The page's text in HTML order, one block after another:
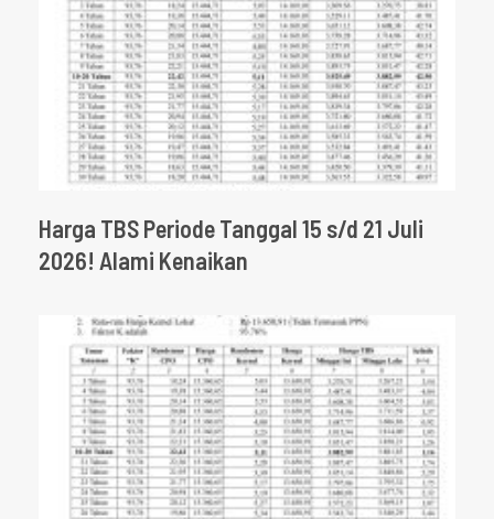
Harga TBS Periode Tanggal 15 s/d 21 Juli
2026! Alami Kenaikan